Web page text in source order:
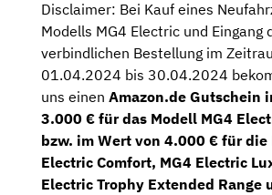
Disclaimer: Bei Kauf eines
Modells MG4 Electric und Eingang
verbindlichen Bestellung im
01.04.2024 bis 30.04.2024
uns einen Amazon.de Gutschein
3.000 € für das Modell MG4
bzw. im Wert von 4.000 € für die
Electric Comfort, MG4 Electric
Electric Trophy Extended Range